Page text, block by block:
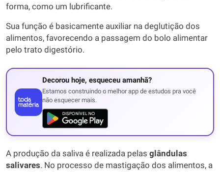
forma, como um lubrificante.
Sua função é basicamente auxiliar na deglutição dos
alimentos, favorecendo a passagem do bolo alimentar
pelo trato digestório.
Decorou hoje, esqueceu amanhã?
Estamos construindo o melhor app de estudos pra você
não esquecer mais.
A produção da saliva é realizada pelas glândulas
salivares. No processo de mastigação dos alimentos, a